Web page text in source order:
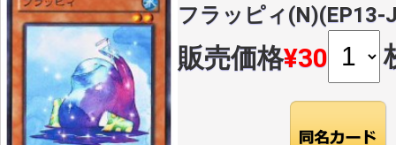
フラッピィ(N)(EP13-
販売価格¥30